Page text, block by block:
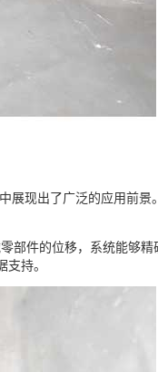
展现出了广泛的应用前景
部件的位移，系统能够
持。